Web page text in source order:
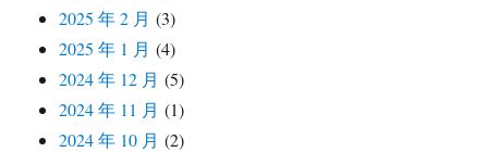
2025 年 2 月 (3)
2025 年 1 月 (4)
2024 年 12 月 (5)
2024 年 11 月 (1)
2024 年 10 月 (2)